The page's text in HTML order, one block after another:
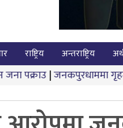
राष्ट्रिय अन्तराष्ट्रिय
गृहमन्त्री गुरुङ र